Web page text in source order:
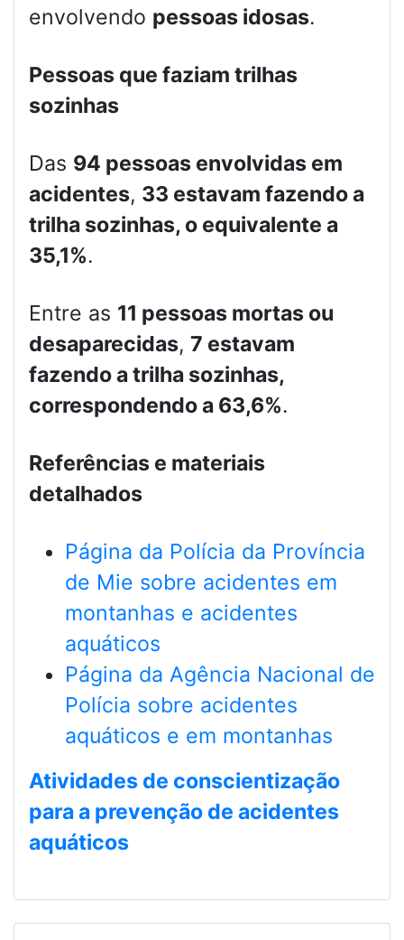
envolvendo pessoas idosas.
Pessoas que faziam trilhas
sozinhas
Das 94 pessoas envolvidas em
acidentes, 33 estavam fazendo a
trilha sozinhas, o equivalente a
35,1%.
Entre as 11 pessoas mortas ou
desaparecidas, 7 estavam
fazendo a trilha sozinhas,
correspondendo a 63,6%.
Referências e materiais
detalhados
Página da Polícia da Província
de Mie sobre acidentes em
montanhas e acidentes
aquáticos
Página da Agência Nacional de
Polícia sobre acidentes
aquáticos e em montanhas
Atividades de conscientização
para a prevenção de acidentes
aquáticos